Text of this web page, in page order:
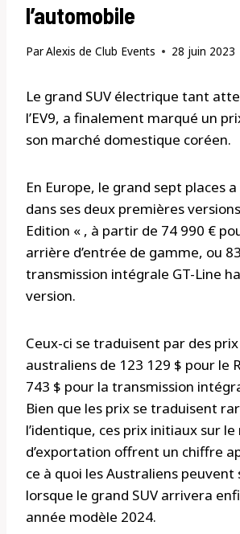
l’automobile
ParAlexis de Club Events 28 juin 2023
Le grand SUV électrique tant
l’EV9, a finalement marqué un
son marché domestique coréen.
En Europe, le grand sept places
dans ses deux premières
Edition « , à partir de 74 990 €
arrière d’entrée de gamme, ou
transmission intégrale GT-Line
version.
Ceux-ci se traduisent par des
australiens de 123 129 $ pour le
743 $ pour la transmission
Bien que les prix se traduisent
l’identique, ces prix initiaux sur
d’exportation offrent un chiffre
ce à quoi les Australiens peuvent
lorsque le grand SUV arrivera
année modèle 2024.